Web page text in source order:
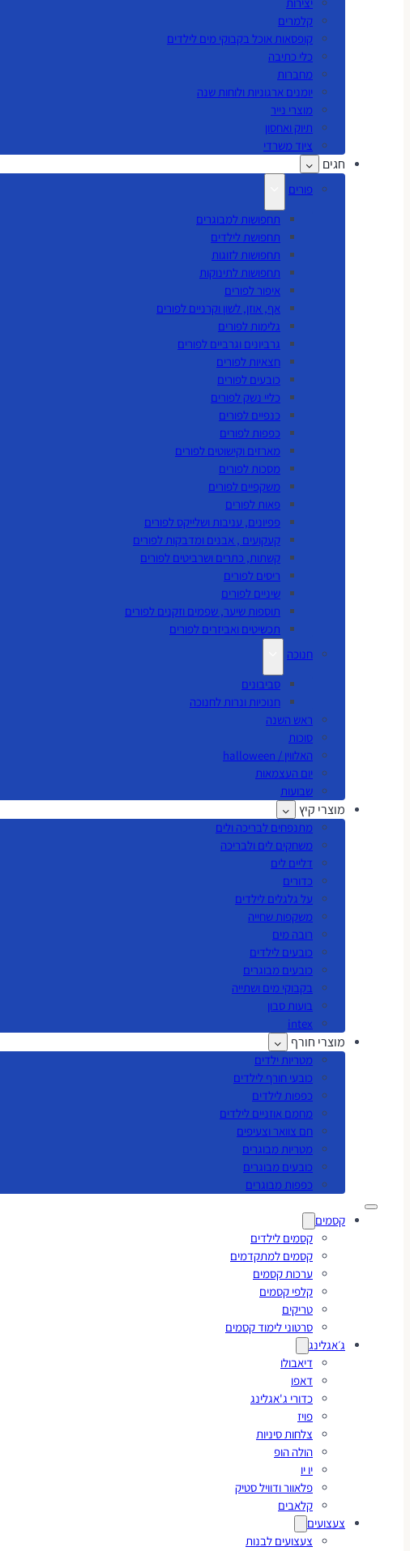
קלמרים
קופסאות אוכל בקבוקי מים לילדים
כלי כתיבה
מחברות
יומנים ארגוניות ולוחות שנה
מוצרי נייר
תיוק ואחסון
ציוד משרדי
חגים
פורים
תחפושות למבוגרים
תחפושת לילדים
תחפושות לזוגות
תחפושות לתינוקות
איפור לפורים
אף, אוזן, לשון וקרניים לפורים
גלימות לפורים
גרביונים וגרביים לפורים
חצאיות לפורים
כובעים לפורים
כליי נשק לפורים
כנפיים לפורים
כפפות לפורים
מארזים וקישוטים לפורים
מסכות לפורים
משקפיים לפורים
פאות לפורים
פפיונים, עניבות ושלייקס לפורים
קעקועים , אבנים ומדבקות לפורים
קשתות, כתרים ושרביטים לפורים
ריסים לפורים
שיניים לפורים
תוספות שיער, שפמים וזקנים לפורים
תכשיטים ואביזרים לפורים
חנוכה
סביבונים
חנוכיות ונרות לחנוכה
ראש השנה
סוכות
האלווין / halloween
יום העצמאות
שבועות
מוצרי קיץ
מתנפחים לבריכה ולים
משחקים לים ולבריכה
דליים לים
כדורים
על גלגלים לילדים
משקפות שחייה
רובה מים
כובעים לילדים
כובעים מבוגרים
בקבוקי מים ושתייה
בועות סבון
intex
מוצרי חורף
מטריות ילדים
כובעי חורף לילדים
כפפות לילדים
מחמם אוזניים לילדים
חם צוואר וצעיפים
מטריות מבוגרים
כובעים מבוגרים
כפפות מבוגרים
קסמים
קסמים לילדים
קסמים למתקדמים
ערכות קסמים
קלפי קסמים
טריקים
סרטוני לימוד קסמים
ג׳אגלינג
דיאבולו
דאפו
כדורי ג'אגלינג
פויז
צלחות סיניות
הולה הופ
יו יו
פלאוור ודוויל סטיק
קלאבים
צעצועים
צעצועים לבנות